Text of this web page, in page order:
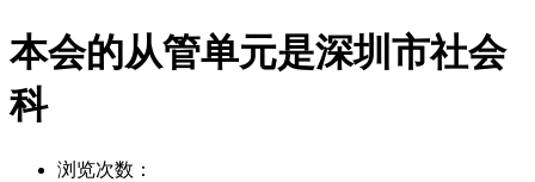
本会的从管单元是深圳市社会
科
浏览次数：